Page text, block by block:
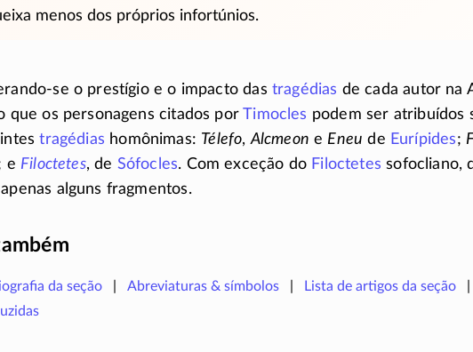
menos dos próprios infortúnios.
se o prestígio e o impacto das tragédias de cada autor na
que os personagens citados porTimocles podem ser atribuídos
tragédias homônimas: Télefo,Alcmeon e Eneu de Eurípides;
e Filoctetes, de Sófocles. Com exceção do Filoctetes sofocliano,
alguns fragmentos.
da seção Abreviaturas & símbolos
Lista de artigos da seção